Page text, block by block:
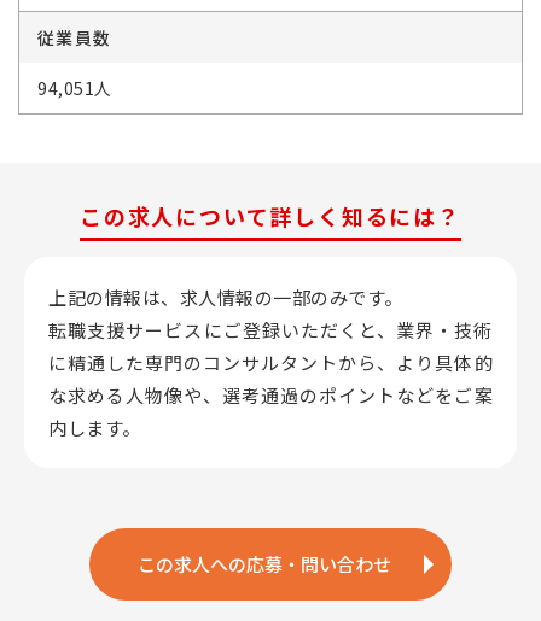
従業員数
94,051人
この求人について詳しく知るには？
上記の情報は、求人情報の一部のみです。
転職支援サービスにご登録いただくと、業界・技術
に精通した専門のコンサルタントから、 より具体的
な求める人物像や、選考通過のポイントなどをご案
内します。
この求人への応募・問い合わせ